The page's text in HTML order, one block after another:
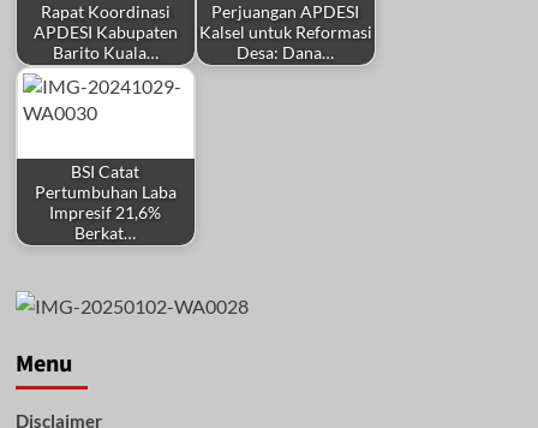
Rapat Koordinasi
APDESI Kabupaten
Barito Kuala…
Perjuangan APDESI
Kalsel untuk Reformasi
Desa: Dana…
BSI Catat
Pertumbuhan Laba
Impresif 21,6%
Berkat…
Menu
Disclaimer